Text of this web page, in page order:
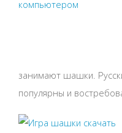
занимают шашки.
популярны и